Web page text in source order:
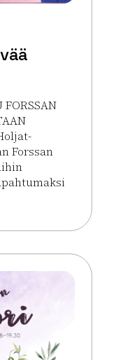
FORSSAN
Forssan
2026: 2 Päivää